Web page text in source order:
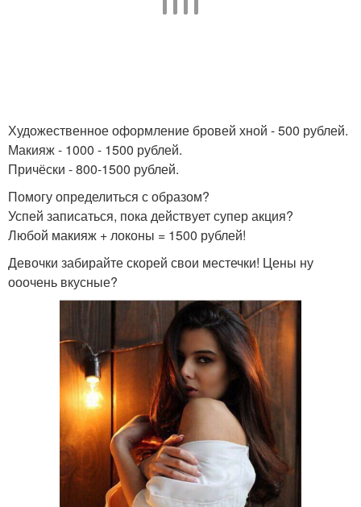
Художественное оформление бровей хной - 500 рублей.
Макияж - 1000 - 1500 рублей.
Причёски - 800-1500 рублей.
Помогу определиться с образом?
Успей записаться, пока действует супер акция?
Любой макияж + локоны = 1500 рублей!
Девочки забирайте скорей свои местечки! Цены ну
ооочень вкусные?